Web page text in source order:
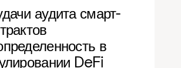
аудита смарт-
в
DeFi